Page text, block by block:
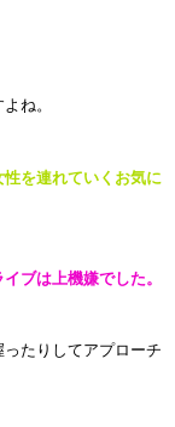
ね。
を連れていくお気に
ブは上機嫌でした。
たりしてアプローチ